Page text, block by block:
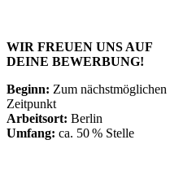
WIR FREUEN UNS AUF
DEINE BEWERBUNG!
Beginn: Zum nächstmöglichen
Zeitpunkt
Arbeitsort: Berlin
Umfang: ca. 50 % Stelle